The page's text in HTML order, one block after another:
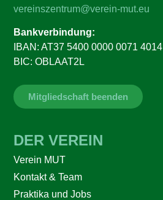
vereinszentrum@verein-mut.eu
Bankverbindung:
IBAN: AT37 5400 0000 0071 4014
BIC: OBLAAT2L
Mitgliedschaft beenden
DER VEREIN
Verein MUT
Kontakt & Team
Praktika und Jobs